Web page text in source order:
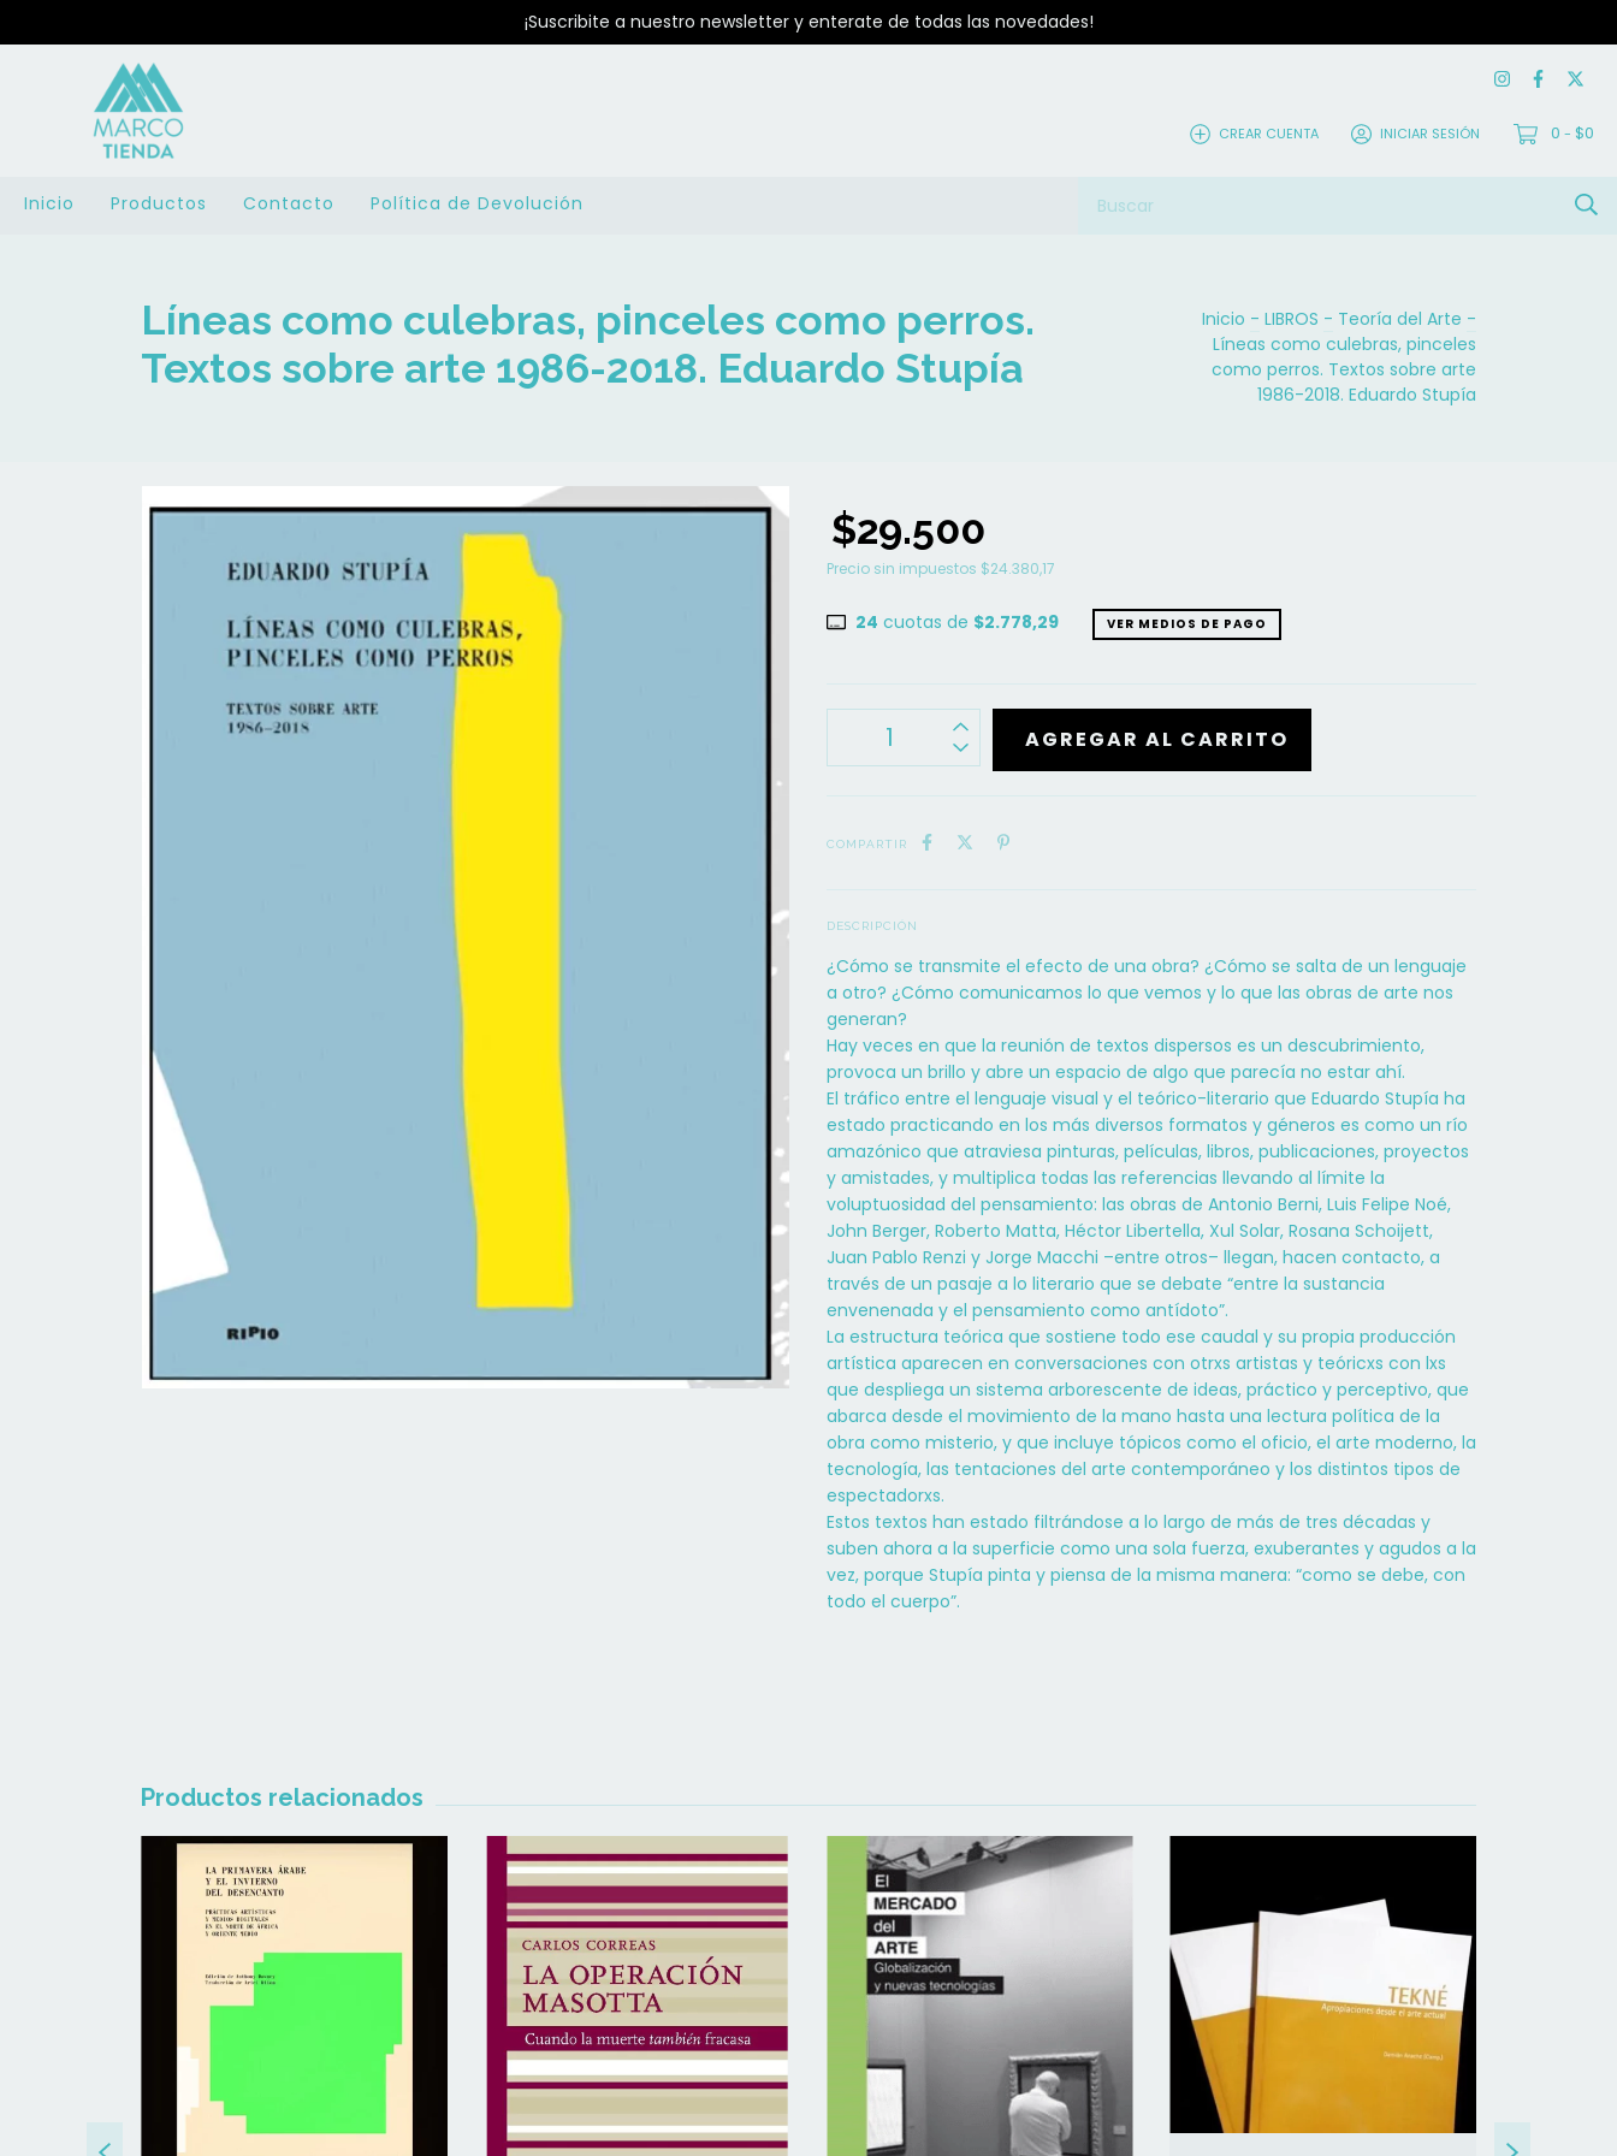
¡Suscribite a nuestro newsletter y enterate de todas las novedades!
CREAR CUENTA INICIAR SESIÓN 0 - $0
Inicio Productos Contacto Política de Devolución
Líneas como culebras, pinceles como perros.
Textos sobre arte 1986-2018. Eduardo Stupía
Inicio - LIBROS - Teoría del Arte -
Líneas como culebras, pinceles
como perros. Textos sobre arte
1986-2018. Eduardo Stupía
$29.500
Precio sin impuestos $24.380,17
24 cuotas de $2.778,29 VER MEDIOS DE PAGO
COMPARTIR
DESCRIPCIÓN
¿Cómo se transmite el efecto de una obra? ¿Cómo se salta de un lenguaje
a otro? ¿Cómo comunicamos lo que vemos y lo que las obras de arte nos
generan?
Hay veces en que la reunión de textos dispersos es un descubrimiento,
provoca un brillo y abre un espacio de algo que parecía no estar ahí.
El tráfico entre el lenguaje visual y el teórico-literario que Eduardo Stupía ha
estado practicando en los más diversos formatos y géneros es como un río
amazónico que atraviesa pinturas, películas, libros, publicaciones, proyectos
y amistades, y multiplica todas las referencias llevando al límite la
voluptuosidad del pensamiento: las obras de Antonio Berni, Luis Felipe Noé,
John Berger, Roberto Matta, Héctor Libertella, Xul Solar, Rosana Schoijett,
Juan Pablo Renzi y Jorge Macchi –entre otros– llegan, hacen contacto, a
través de un pasaje a lo literario que se debate “entre la sustancia
envenenada y el pensamiento como antídoto”.
La estructura teórica que sostiene todo ese caudal y su propia producción
artística aparecen en conversaciones con otrxs artistas y teóricxs con lxs
que despliega un sistema arborescente de ideas, práctico y perceptivo, que
abarca desde el movimiento de la mano hasta una lectura política de la
obra como misterio, y que incluye tópicos como el oficio, el arte moderno, la
tecnología, las tentaciones del arte contemporáneo y los distintos tipos de
espectadorxs.
Estos textos han estado filtrándose a lo largo de más de tres décadas y
suben ahora a la superficie como una sola fuerza, exuberantes y agudos a la
vez, porque Stupía pinta y piensa de la misma manera: “como se debe, con
todo el cuerpo”.
Productos relacionados